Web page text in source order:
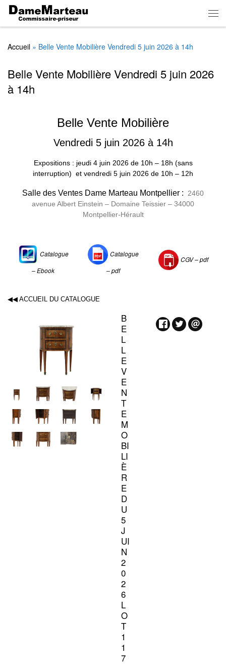
Skip to content
Accueil » Belle Vente Mobilière Vendredi 5 juin 2026 à 14h
Belle Vente Mobilière Vendredi 5 juin 2026
à 14h
Belle Vente Mobilière
Vendredi 5 juin 2026 à 14h
Expositions : jeudi 4 juin 2026de 10h – 18h (sans
interruption) et vendredi 5 juin 2026 de 10h – 12h
Salle des Ventes Dame Marteau Montpellier :
2460
avenue Albert Einstein – Domaine Teissier – 34000
Montpellier-Hérault
Catalogue
– Ebook
Catalogue
– pdf
CGV –pdf
◀◀ ACCUEIL DU CATALOGUE
B
E
L
L
E
V
E
N
T
E
M
O
BI
LI
È
R
E
D
U
5
J
UI
N
2
0
2
6
L
O
T
1
1
7